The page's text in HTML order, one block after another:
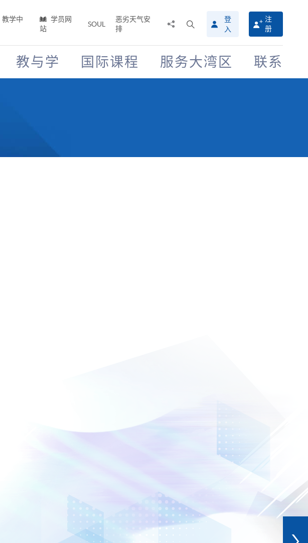
教学中
学员网
站
SOUL
恶劣天气安
排
搜
寻
介
面
登
入
注
册
教与学 国际课程 服务大湾区 联系